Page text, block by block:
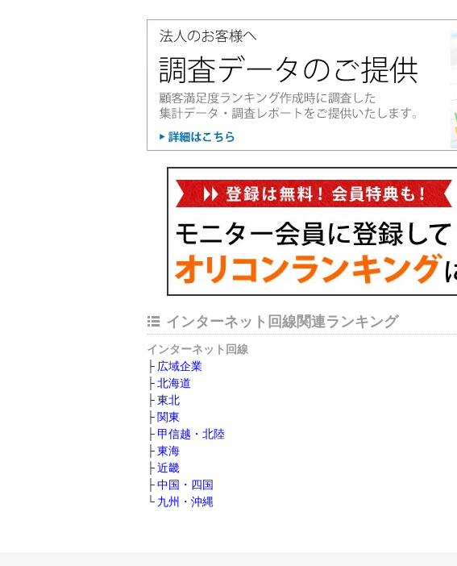
インターネット回線関連ランキング
インターネット回線
広域企業
北海道
東北
関東
甲信越・北陸
東海
近畿
中国・四国
九州・沖縄